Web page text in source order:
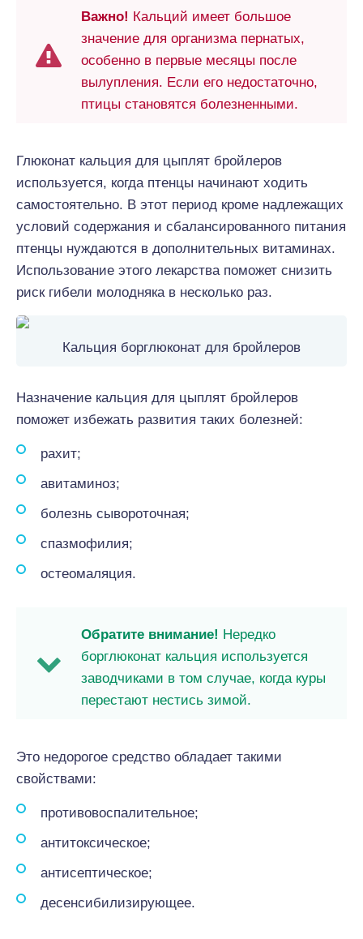
Важно! Кальций имеет большое
значение для организма пернатых,
особенно в первые месяцы после
вылупления. Если его недостаточно,
птицы становятся болезненными.
Глюконат кальция для цыплят бройлеров
используется, когда птенцы начинают ходить
самостоятельно. В этот период кроме надлежащих
условий содержания и сбалансированного питания
птенцы нуждаются в дополнительных витаминах.
Использование этого лекарства поможет снизить
риск гибели молодняка в несколько раз.
Кальция борглюконат для бройлеров
Назначение кальция для цыплят бройлеров
поможет избежать развития таких болезней:
рахит;
авитаминоз;
болезнь сывороточная;
спазмофилия;
остеомаляция.
Обратите внимание! Нередко
борглюконат кальция используется
заводчиками в том случае, когда куры
перестают нестись зимой.
Это недорогое средство обладает такими
свойствами:
противовоспалительное;
антитоксическое;
антисептическое;
десенсибилизирующее.